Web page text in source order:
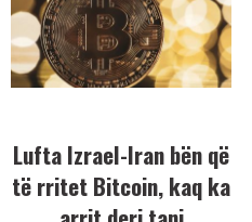
Lufta Izrael-Iran bën që
të rritet Bitcoin, kaq ka